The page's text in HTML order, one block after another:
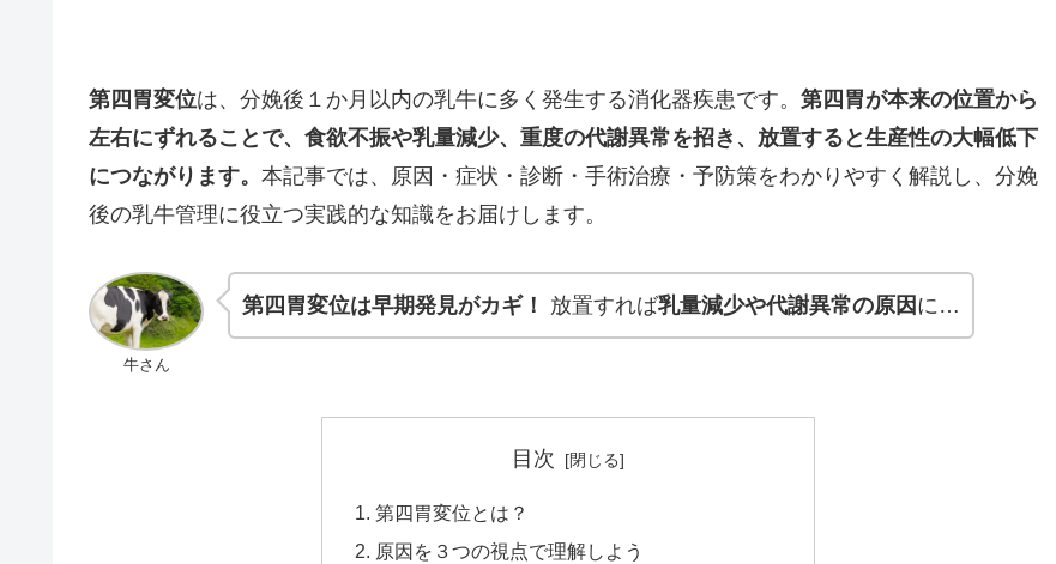
第四胃変位は、分娩後１か月以内の乳牛に多く発生する消化器疾患です。 第四胃が本来の位置から
左右にずれることで、食欲不振や乳量減少、重度の代謝異常を招き、放置すると生産性の大幅低下
につながります。 本記事では、原因・症状・診断・手術治療・予防策をわかりやすく解説し、分娩
後の乳牛管理に役立つ実践的な知識をお届けします。
牛さん
第四胃変位は早期発見がカギ！ 放置すれば乳量減少や代謝異常の原因 に…
目次
第四胃変位とは？
原因を３つの視点で理解しよう